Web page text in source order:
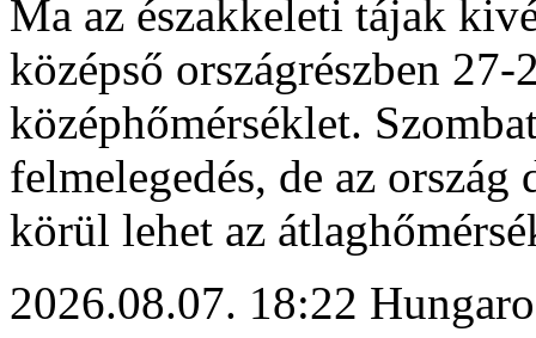
Ma az északkeleti tájak
középső országrészben
középhőmérséklet.
felmelegedés, de az
körül lehet az
2026.08.07. 18:22